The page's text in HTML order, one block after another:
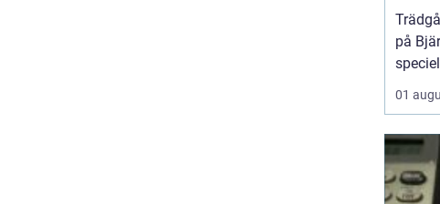
bjäre
på
rum
01